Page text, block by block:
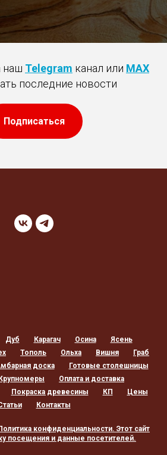
наш Telegram канал или MAX
последние новости
Подписаться
Дуб Карагач Осина
Ясень
Тополь Ольха Вишня
Граб
доска
Готовые столешницы
Крупномеры
Оплата и доставка
Покраска древесины КП
Цены
Контакты
конфиденциальности. Этот сайт
посещения и данные посетителей.